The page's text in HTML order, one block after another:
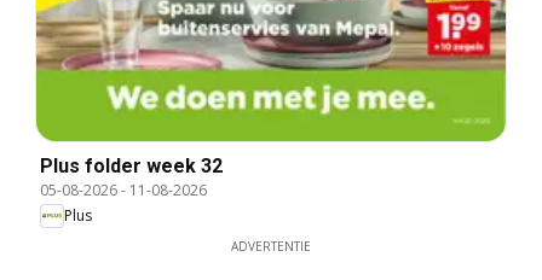
Plus folder week 32
05-08-2026- 11-08-2026
Plus
ADVERTENTIE